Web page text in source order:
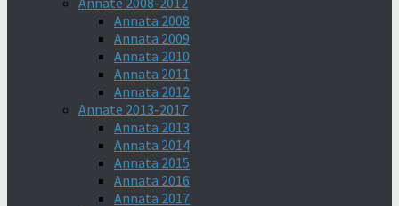
Annata 2008
Annata 2009
Annata 2010
Annata 2011
Annata 2012
Annate 2013-2017
Annata 2013
Annata 2014
Annata 2015
Annata 2016
Annata 2017